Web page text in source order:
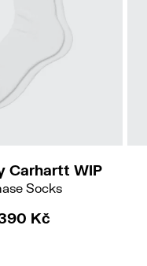
Carhartt WIP
Socks
Kč